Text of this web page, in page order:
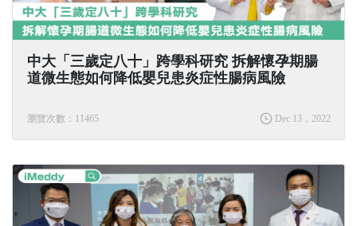
中大「三歲定八十」跨學科研究 拆解懷孕期腸
道微生態如何降低嬰兒患炎症性腸病風險
瀏覽次數：11465 Dec 13，2022